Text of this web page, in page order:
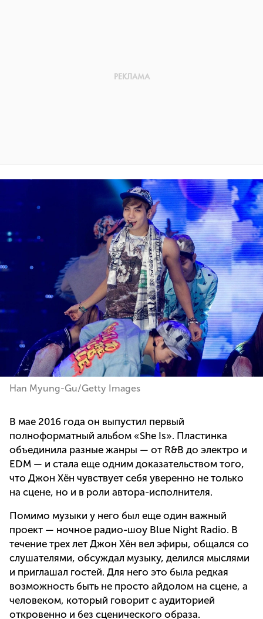
Han Myung-Gu/Getty Images
В мае 2016 года он выпустил первый
полноформатный альбом «She Is». Пластинка
объединила разные жанры — от R&B до электро и
EDM — и стала еще одним доказательством того,
что Джон Хён чувствует себя уверенно не только
на сцене, но и в роли автора-исполнителя.
Помимо музыки у него был еще один важный
проект — ночное радио-шоу Blue Night Radio. В
течение трех лет Джон Хён вел эфиры, общался со
слушателями, обсуждал музыку, делился мыслями
и приглашал гостей. Для него это была редкая
возможность быть не просто айдолом на сцене, а
человеком, который говорит с аудиторией
откровенно и без сценического образа.